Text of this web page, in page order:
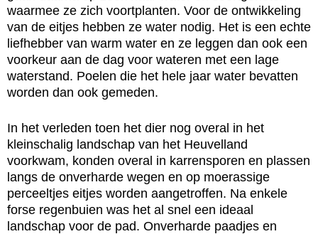
waarmee ze zich voortplanten. Voor de ontwikkeling
van de eitjes hebben ze water nodig. Het is een echte
liefhebber van warm water en ze leggen dan ook een
voorkeur aan de dag voor wateren met een lage
waterstand. Poelen die het hele jaar water bevatten
worden dan ook gemeden.
In het verleden toen het dier nog overal in het
kleinschalig landschap van het Heuvelland
voorkwam, konden overal in karrensporen en plassen
langs de onverharde wegen en op moerassige
perceeltjes eitjes worden aangetroffen. Na enkele
forse regenbuien was het al snel een ideaal
landschap voor de pad. Onverharde paadjes en